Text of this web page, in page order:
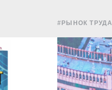
#РЫНОК ТРУДА